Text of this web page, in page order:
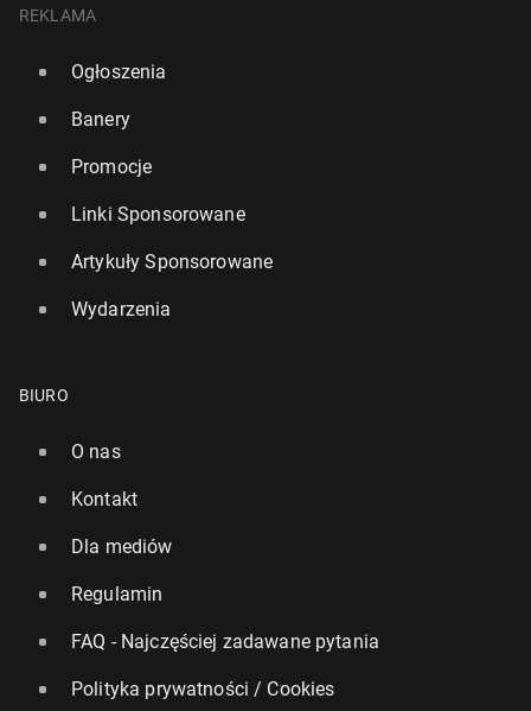
REKLAMA
Ogłoszenia
Banery
Promocje
Linki Sponsorowane
Artykuły Sponsorowane
Wydarzenia
BIURO
O nas
Kontakt
Dla mediów
Regulamin
FAQ - Najczęściej zadawane pytania
Polityka prywatności / Cookies